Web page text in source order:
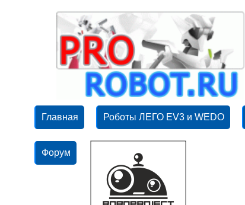
Главная Роботы ЛЕГО EV3 и WEDO
Форум